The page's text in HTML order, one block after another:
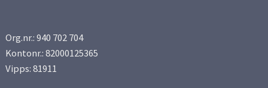
Org.nr.: 940 702 704
Kontonr.: 82000125365
Vipps: 81911